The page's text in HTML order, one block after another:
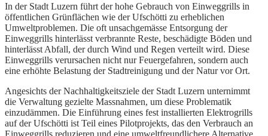
In der Stadt Luzern führt der hohe Gebrauch von Einweggrills in
öffentlichen Grünflächen wie der Ufschötti zu erheblichen
Umweltproblemen. Die oft unsachgemässe Entsorgung der
Einweggrills hinterlässt verbrannte Reste, beschädigte Böden und
hinterlässt Abfall, der durch Wind und Regen verteilt wird. Diese
Einweggrills verursachen nicht nur Feuergefahren, sondern auch
eine erhöhte Belastung der Stadtreinigung und der Natur vor Ort.
Angesichts der Nachhaltigkeitsziele der Stadt Luzern unternimmt
die Verwaltung gezielte Massnahmen, um diese Problematik
einzudämmen. Die Einführung eines fest installierten Elektrogrills
auf der Ufschötti ist Teil eines Pilotprojekts, das den Verbrauch an
Einweggrills reduzieren und eine umweltfreundlichere Alternative